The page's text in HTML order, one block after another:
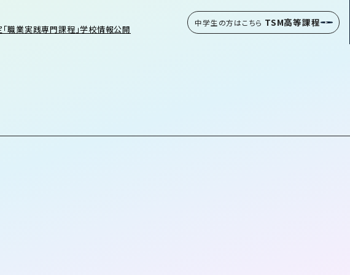
職業実践専門課程」学校情報公開
中学生の方はこちら TSM高等課程